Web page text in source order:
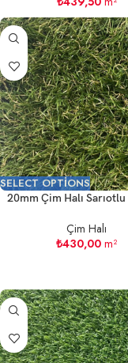
SELECT OPTIONS
20mm Çim Halı
Çim Halı
₺430,00 m²